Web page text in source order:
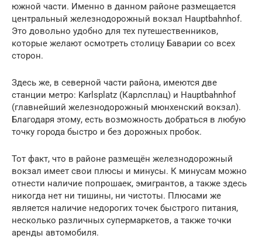
южной части. Именно в данном районе размещается
центральный железнодорожный вокзал Hauptbahnhof.
Это довольно удобно для тех путешественников,
которые желают осмотреть столицу Баварии со всех
сторон.
Здесь же, в северной части района, имеются две
станции метро: Karlsplatz (Карлсплац) и Hauptbahnhof
(главнейший железнодорожный мюнхенский вокзал).
Благодаря этому, есть возможность добраться в любую
точку города быстро и без дорожных пробок.
Тот факт, что в районе размещён железнодорожный
вокзал имеет свои плюсы и минусы. К минусам можно
отнести наличие попрошаек, эмигрантов, а также здесь
никогда нет ни тишины, ни чистоты. Плюсами же
является наличие недорогих точек быстрого питания,
несколько различных супермаркетов, а также точки
аренды автомобиля.